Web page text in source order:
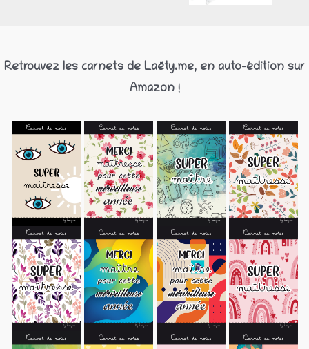
Retrouvez les carnets de Laëty.me, en auto-édition sur
Amazon !